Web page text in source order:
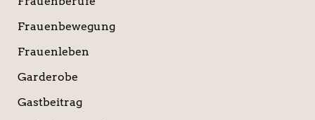
Frauenbewegung
Frauenleben
Garderobe
Gastbeitrag